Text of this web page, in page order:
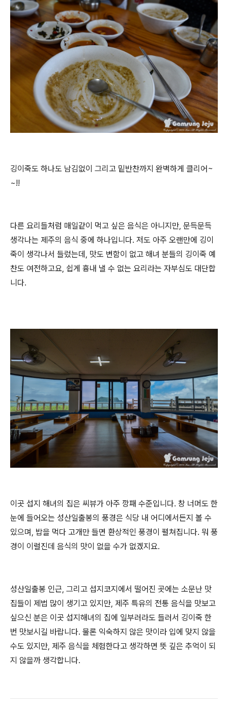
깅이죽도 하나도 남김없이 그리고 밑반찬까지 완벽하게 클리어~
~!!
다른 요리들처럼 매일같이 먹고 싶은 음식은 아니지만, 문득문득
생각나는 제주의 음식 중에 하나입니다. 저도 아주 오랜만에 깅이
죽이 생각나서 들렀는데, 맛도 변함이 없고 해녀 분들의 깅이죽 예
찬도 여전하고요, 쉽게 흉내 낼 수 없는 요리라는 자부심도 대단합
니다.
이곳 섭지 해녀의 집은 씨뷰가 아주 깡패 수준입니다. 창 너머도 한
눈에 들어오는 성산일출봉의 풍경은 식당 내 어디에서든지 볼 수
있으며, 밥을 먹다 고개만 들면 환상적인 풍경이 펼쳐집니다. 뭐 풍
경이 이럴진데 음식의 맛이 없을 수가 없겠지요.
성산일출봉 인근, 그리고 섭지코지에서 떨어진 곳에는 소문난 맛
집들이 제법 많이 생기고 있지만, 제주 특유의 전통 음식을 맛보고
싶으신 분은 이곳 섭지해녀의 집에 일부러라도 들러서 깅이죽 한
번 맛보시길 바랍니다. 물론 익숙하지 않은 맛이라 입에 맞지 않을
수도 있지만, 제주 음식을 체험한다고 생각하면 뜻 깊은 추억이 되
지 않을까 생각합니다.